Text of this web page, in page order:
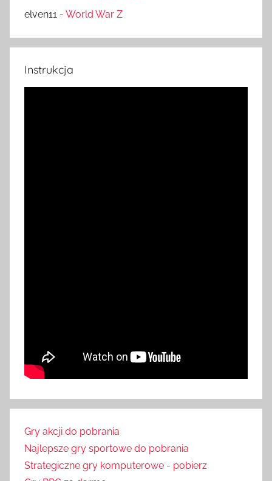
elven11 - World War Z
Instrukcja
Gry akcji do pobrania
Najlepsze gry sportowe do pobrania
Strategiczne gry komputerowe - pobierz